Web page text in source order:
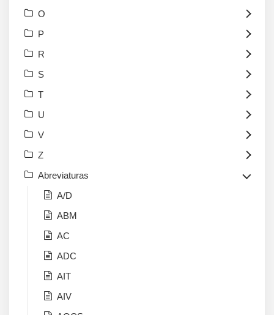
O
P
R
S
T
U
V
Z
Abreviaturas
A/D
ABM
AC
ADC
AIT
AIV